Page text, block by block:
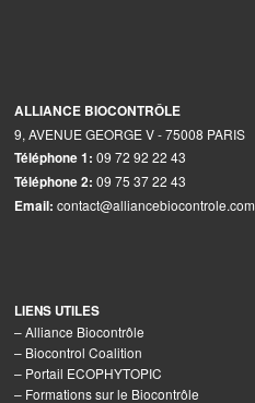
ALLIANCE BIOCONTRÔLE
9, AVENUE GEORGE V - 75008 PARIS
Téléphone 1: 09 72 92 22 43
Téléphone 2: 09 75 37 22 43
Email: contact@alliancebiocontrole.com
LIENS UTILES
–Alliance Biocontrôle
– Biocontrol Coalition
– Portail ECOPHYTOPIC
– Formations sur le Biocontrôle